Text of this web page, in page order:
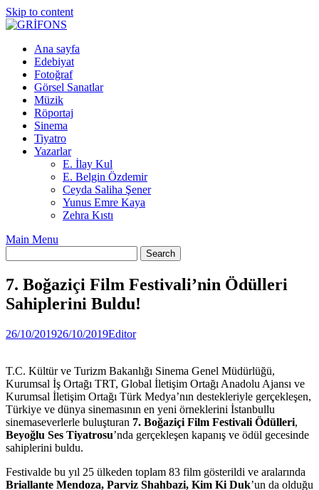
Skip to content
Ana sayfa
Edebiyat
Fotoğraf
Görsel Sanatlar
Müzik
Röportaj
Sinema
Tiyatro
Yazarlar
E. İlay Kul
E. Belgin Özdemir
Ceyda Saliha Şener
Yunus Emre Kaya
Zehra Kıstı
Main Menu
7. Boğaziçi Film Festivali’nin Ödülleri
Sahiplerini Buldu!
26/10/201926/10/2019Editor
T.C. Kültür ve Turizm Bakanlığı Sinema Genel Müdürlüğü,
Kurumsal İş Ortağı TRT, Global İletişim Ortağı Anadolu Ajansı ve
Kurumsal İletişim Ortağı Türk Medya’nın destekleriyle gerçekleşen,
Türkiye ve dünya sinemasının en yeni örneklerini İstanbullu
sinemaseverlerle buluşturan 7. Boğaziçi Film Festivali Ödülleri,
Beyoğlu Ses Tiyatrosu’nda gerçekleşen kapanış ve ödül gecesinde
sahiplerini buldu.
Festivalde bu yıl 25 ülkeden toplam 83 film gösterildi ve aralarında
Briallante Mendoza, Parviz Shahbazi, Kim Ki Duk’un da olduğu